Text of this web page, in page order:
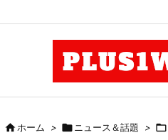
ホーム >  ニュース＆話題 > 